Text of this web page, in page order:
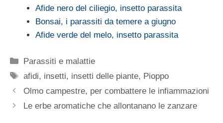
Afide nero del ciliegio, insetto parassita
Bonsai, i parassiti da temere a giugno
Afide verde del melo, insetto parassita
Categorie
Parassiti e malattie
Tag
afidi, insetti, insetti delle piante, Pioppo
Olmo campestre, per combattere le infiammazioni
Le erbe aromatiche che allontanano le zanzare